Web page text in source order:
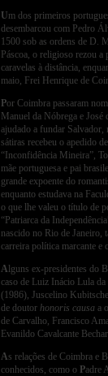
Um dos primeiros
desembarcou com Pedro
1500 sob as ordens de D.
Páscoa, o religioso rezou
caravelas à distância,
maio, Frei Henrique de
Por Coimbra passaram
Manuel da Nóbrega e José
ajudado a fundar Salvador,
sátiras recebeu o apedido
“Inconfidência Mineira”,
mãe portuguesa e pai
grande expoente do
enquanto estudava na
o que lhe valeu o título de
“Patriarca da
nascido no Rio de Janeiro,
carreira política marcante e
A lguns ex-presidentes do
caso de Luiz Inácio Lula
(1986), Juscelino
de doutor honoris causa a
de Carvalho, Francisco
Evanildo Cavalcante
As relações de Coimbra e
conhecidos, como o Padre